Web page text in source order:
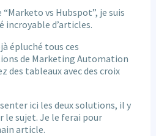
vs Hubspot”, je suis
incroyable d’articles.
épluché tous ces
de Marketing Automation
des tableaux avec des croix
ici les deux solutions, il y
le sujet. Je le ferai pour
article.